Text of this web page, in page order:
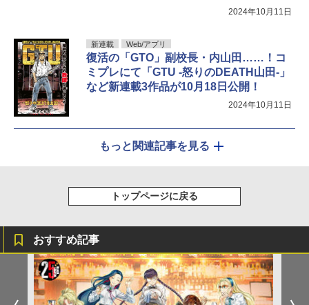
2024年10月11日
新連載 Web/アプリ
復活の「GTO」副校長・内山田……！コ
ミプレにて「GTU -怒りのDEATH山田-」
など新連載3作品が10月18日公開！
2024年10月11日
もっと関連記事を見る
トップページに戻る
おすすめ記事